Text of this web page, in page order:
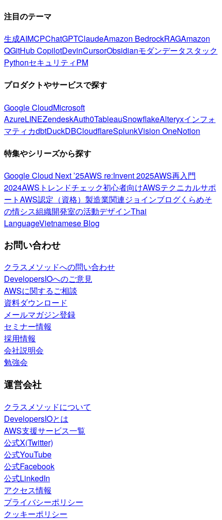
注目のテーマ
生成AIMCPChatGPTClaudeAmazon BedrockRAGAmazon
QGitHub CopilotDevinCursorObsidianモダンデータスタック
PythonセキュリティPM
プロダクトやサービスで探す
Google CloudMicrosoft
AzureLINEZendeskAuth0TableauSnowflakeAlteryxインフォ
マティカdbtDuckDBCloudflareSplunkVision OneNotion
特集やシリーズから探す
Google Cloud Next ’25AWS re:Invent 2025AWS再入門
2024AWSトレンドチェック初心者向けAWSテクニカルサポ
ートAWS認定（資格） 製造業関連ジョインブログくらめそ
の情シス組織開発室の活動デザインThai
LanguageVietnamese Blog
お問い合わせ
クラスメソッドへの問い合わせ
DevelopersIOへのご意見
AWSに関するご相談
資料ダウンロード
メールマガジン登録
セミナー情報
採用情報
会社説明会
勉強会
運営会社
クラスメソッドについて
DevelopersIOとは
AWS支援サービス一覧
公式X(Twitter)
公式YouTube
公式Facebook
公式LinkedIn
アクセス情報
プライバシーポリシー
クッキーポリシー